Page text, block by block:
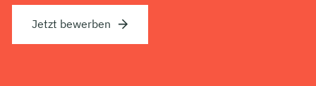
Jetzt bewerben